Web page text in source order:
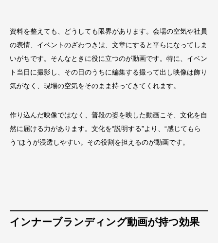
資料を整えても、どうしても限界があります。会場の空気や社員
の表情、イベントのざわつきは、文章にすると平らになってしま
いがちです。そんなときに役に立つのが動画です。特に、イベン
ト当日に撮影し、その日のうちに編集する撮って出し映像は飾り
気がなく、現場の空気をそのまま持ってきてくれます。
作り込んだ映像ではなく、普段の姿を映した動画こそ、文化を自
然に届ける力があります。文化を“説明する”より、“感じてもら
う”ほうが浸透しやすい。その役割を担えるのが動画です。
インナーブランディング動画が持つ効果